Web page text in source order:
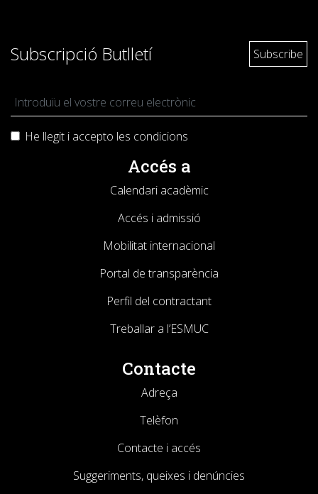
Subscripció Butlletí
He llegit i accepto les condicions
Accés a
Calendari acadèmic
Accés i admissió
Mobilitat internacional
Portal de transparència
Perfil del contractant
Treballar a l’ESMUC
Contacte
Adreça
Telèfon
Contacte i accés
Suggeriments, queixes i denúncies